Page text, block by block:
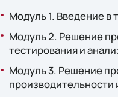
Модуль 1. Введение в
Модуль 2. Решение
тестирования и
Модуль 3. Решение